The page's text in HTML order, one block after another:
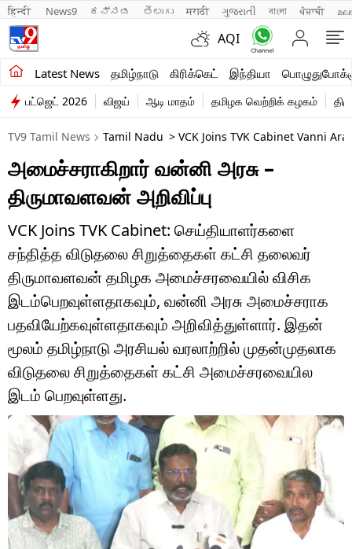
हिन्दी News9 ಕನ್ನಡ తెలుగు मराठी ગુજરાતી বাংলা ਪੰਜਾਬੀ
AQI
Latest News தமிழ்நாடு கிரிக்கெட் இந்தியா
சமீபத்திய செய்திகள்
தமிழ்நாடு
இந்தியா
உலகம்
விளையாட்டு
பொழுதுபோக்கு
லைஃப்ஸ்டைல்
வணிகம்
டெக்னாலஜி
ஆன்மீகம்
வைரல்
ஹெஃல்த்
ஷார்ட் வீடியோஸ்
வலை கதைகள்
பட்ஜெட் 2026 விஜய் ஆடி மாதம் தமிழக வெற்றிக் கழகம்
TV9 Tamil News Tamil Nadu > VCK Joins TVK Cabinet Vanni
அமைச்சராகிறார் வன்னி அரசு –
திருமாவளவன் அறிவிப்பு
VCK Joins TVK Cabinet: செய்தியாளர்களை
சந்தித்த விடுதலை சிறுத்தைகள் கட்சி தலைவர்
திருமாவளவன் தமிழக அமைச்சரவையில் விசிக
இடம்பெறவுள்ளதாகவும், வன்னி அரசு அமைச்சராக
பதவியேற்கவுள்ளதாகவும் அறிவித்துள்ளார். இதன்
மூலம் தமிழ்நாடு அரசியல் வரலாற்றில் முதன்முதலாக
விடுதலை சிறுத்தைகள் கட்சி அமைச்சரவையில
இடம் பெறவுள்ளது.